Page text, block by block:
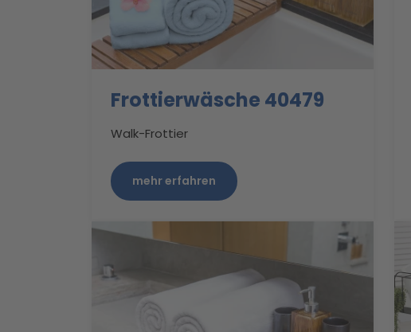
Frottierwäsche 40479
Walk-Frottier
mehr erfahren